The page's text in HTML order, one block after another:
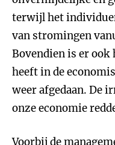
terwijl het
van stromingen
Bovendien is er ook
heeft in de
weer afgedaan. De
onze economie
Voorbij de